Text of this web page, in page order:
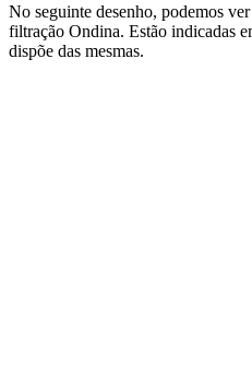
No seguinte desenho, podemos
filtração Ondina. Estão indicadas
dispõe das mesmas.